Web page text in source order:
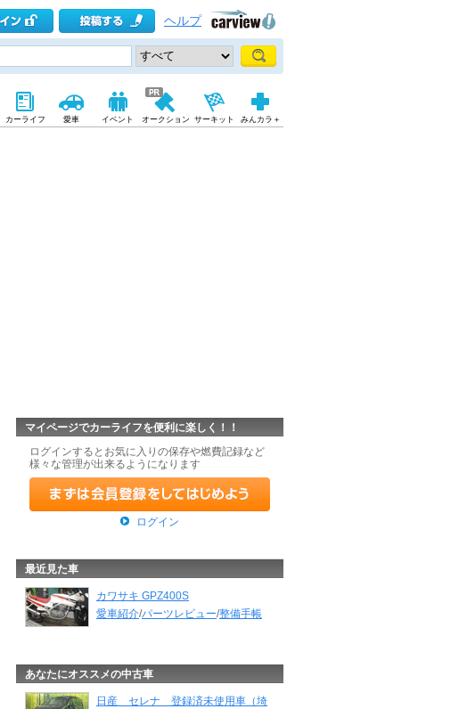
ヘルプ
カーライフ 愛車 イベント オークション サーキット みんカラ＋
マイページでカーライフを便利に楽しく！！
ログインするとお気に入りの保存や燃費記録など
様々な管理が出来るようになります
ログイン
最近見た車
カワサキ GPZ400S
愛車紹介/パーツレビュー/整備手帳
あなたにオススメの中古車
日産 セレナ 登録済未使用車（埼